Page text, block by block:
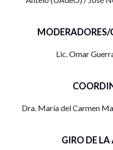
Lic. Omar
Dra. María del Carmen
GIRO DE